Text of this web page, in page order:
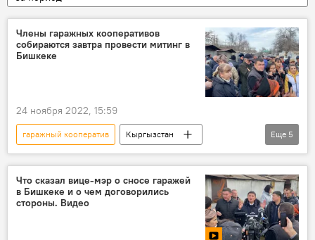
Члены гаражных кооперативов
собираются завтра провести митинг в
Бишкеке
24 ноября 2022, 15:59
гаражный кооператив
Кыргызстан
Бишкек
митинг
мэрия
кооператив
гараж
Еще 5
Что сказал вице-мэр о сносе гаражей
в Бишкеке и о чем договорились
стороны. Видео